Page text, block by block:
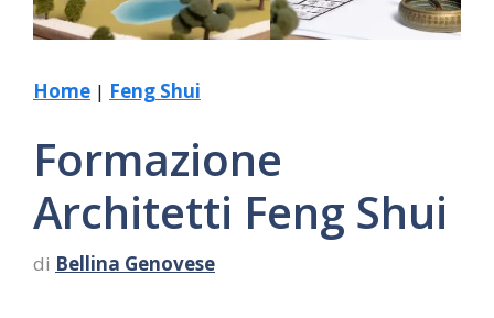
Home | Feng Shui
Formazione
Architetti Feng Shui
di Bellina Genovese